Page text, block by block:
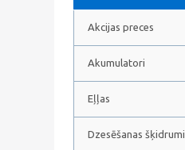
Akcijas preces
Akumulatori
Eļļas
Dzesēšanas šķidrumi